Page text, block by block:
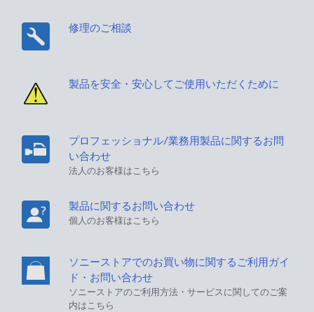
修理のご相談
製品を安全・安心してご使用いただくために
プロフェッショナル/業務用製品に関するお問
い合わせ
法人のお客様はこちら
製品に関するお問い合わせ
個人のお客様はこちら
ソニーストアでのお買い物に関するご利用ガイ
ド・お問い合わせ
ソニーストアのご利用方法・サービスに関してのご案
内はこちら